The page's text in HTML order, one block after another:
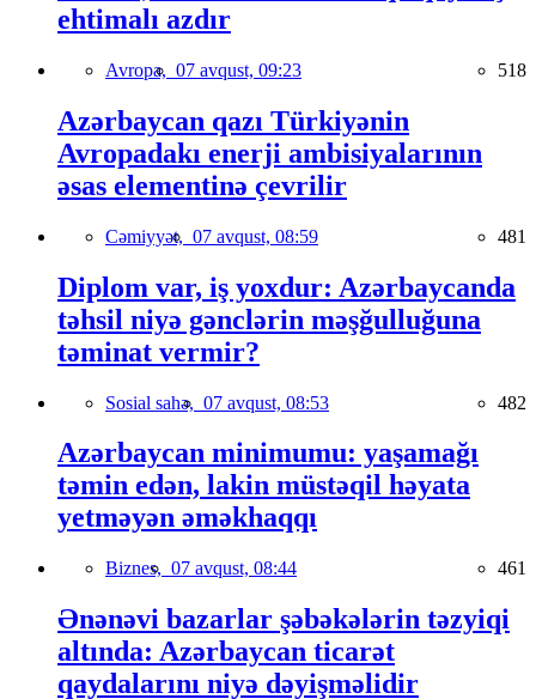
ehtimalı azdır
Avropa, 07 avqust, 09:23 518
Azərbaycan qazı Türkiyənin
Avropadakı enerji ambisiyalarının
əsas elementinə çevrilir
Cəmiyyət, 07 avqust, 08:59 481
Diplom var, iş yoxdur: Azərbaycanda
təhsil niyə gənclərin məşğulluğuna
təminat vermir?
Sosial sahə, 07 avqust, 08:53 482
Azərbaycan minimumu: yaşamağı
təmin edən, lakin müstəqil həyata
yetməyən əməkhaqqı
Biznes, 07 avqust, 08:44 461
Ənənəvi bazarlar şəbəkələrin təzyiqi
altında: Azərbaycan ticarət
qaydalarını niyə dəyişməlidir